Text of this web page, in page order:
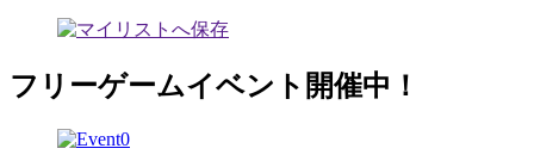
フリーゲームイベント開催中！